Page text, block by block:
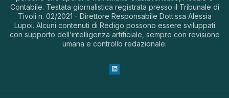
Contabile. Testata giornalistica registrata presso il Tribunale di
Tivoli n. 02/2021 - Direttore Responsabile Dott.ssa Alessia
Lupoi. Alcuni contenuti di Redigo possono essere sviluppati
con supporto dell’intelligenza artificiale, sempre con revisione
umana e controllo redazionale.